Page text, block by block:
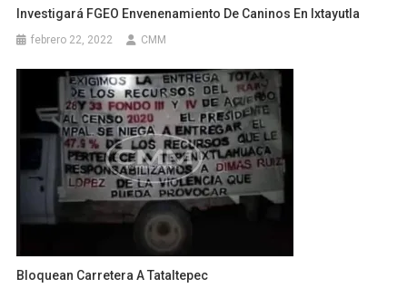
Investigará FGEO Envenenamiento De Caninos En Ixtayutla
febrero 22, 2022 CMM
Bloquean Carretera A Tataltepec